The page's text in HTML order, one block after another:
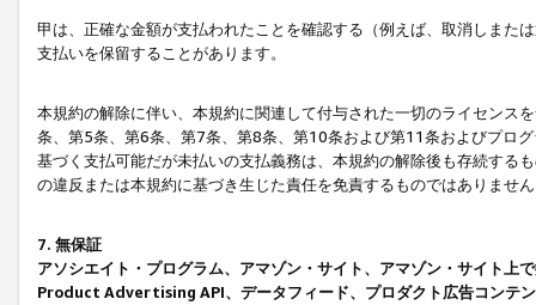
甲は、正確な金額が支払われたことを確認する（例えば、取消しまた
支払いを保留することがあります。
本規約の解除に伴い、本規約に関連して付与された一切のライセンス
条、第5条、第6条、第7条、第8条、第10条および第11条およびプロ
基づく支払可能だが未払いの支払義務は、本規約の解除後も存続する
の違反または本規約に基づき生じた責任を免責するものではありませ
7. 無保証
アソシエイト・プログラム、アマゾン・サイト、アマゾン・サイト上
Product Advertising API、データフィード、プロダクト広告コンテ